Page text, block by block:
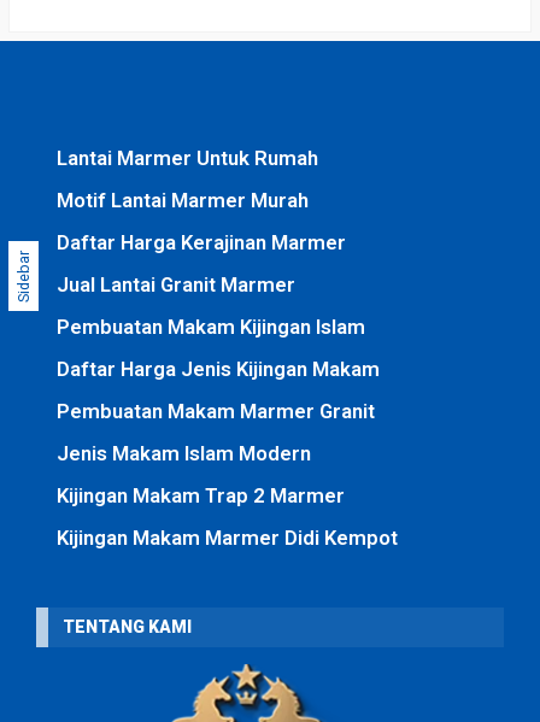
Sidebar
Lantai Marmer Untuk Rumah
Motif Lantai Marmer Murah
Daftar Harga Kerajinan Marmer
Jual Lantai Granit Marmer
Pembuatan Makam Kijingan Islam
Daftar Harga Jenis Kijingan Makam
Pembuatan Makam Marmer Granit
Jenis Makam Islam Modern
Kijingan Makam Trap 2 Marmer
Kijingan Makam Marmer Didi Kempot
TENTANG KAMI